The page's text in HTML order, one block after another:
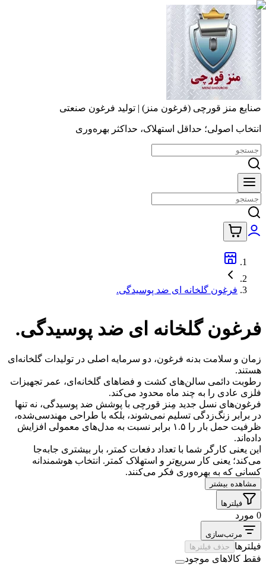
صنایع منز قورچی (فرغون منز) | تولید فرغون صنعتی
انتخاب اصولی؛ حداقل استهلاک، حداکثر بهره‌وری
فرغون گلخانه ای ضد پوسیدگی.
فرغون گلخانه ای ضد پوسیدگی.
زمان و سلامت بدنه فرغون، دو سرمایه اصلی در تولیدات گلخانه‌ای
هستند.
رطوبت دائمی سالن‌های کشت و فضاهای گلخانه‌ای، عمر تجهیزات
فلزی عادی را به چند ماه محدود می‌کند.
فرغون‌های نسل جدید مِنز قورچی با پوشش ضد پوسیدگی، نه تنها
در برابر زنگ‌زدگی تسلیم نمی‌شوند، بلکه با طراحی مهندسی‌شده،
ظرفیت حمل بار را ۱.۵ برابر نسبت به مدل‌های معمولی افزایش
داده‌اند.
این یعنی کارگر شما با تعداد دفعات کمتر، بار بیشتری جابه‌جا
می‌کند؛ یعنی کار سریع‌تر و استهلاک کمتر. انتخاب هوشمندانه
کسانی که به بهره‌وری فکر می‌کنند.
مشاهده بیشتر
فیلترها
0 مورد
مرتب‌سازی
فیلترها حذف فیلترها
فقط کالاهای موجود